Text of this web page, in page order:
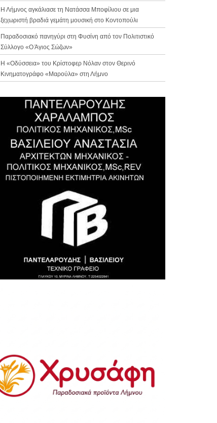
Η Λήμνος αγκάλιασε τη Νατάσσα Μποφίλιου σε μια
ξεχωριστή βραδιά γεμάτη μουσική στο Κοντοπούλι
Παραδοσιακό πανηγύρι στη Φυσίνη από τον Πολιτιστικό
Σύλλογο «Ο Άγιος Σώζων»
Η «Οδύσσεια» του Κρίστοφερ Νόλαν στον Θερινό
Κινηματογράφο «Μαρούλα» στη Λήμνο